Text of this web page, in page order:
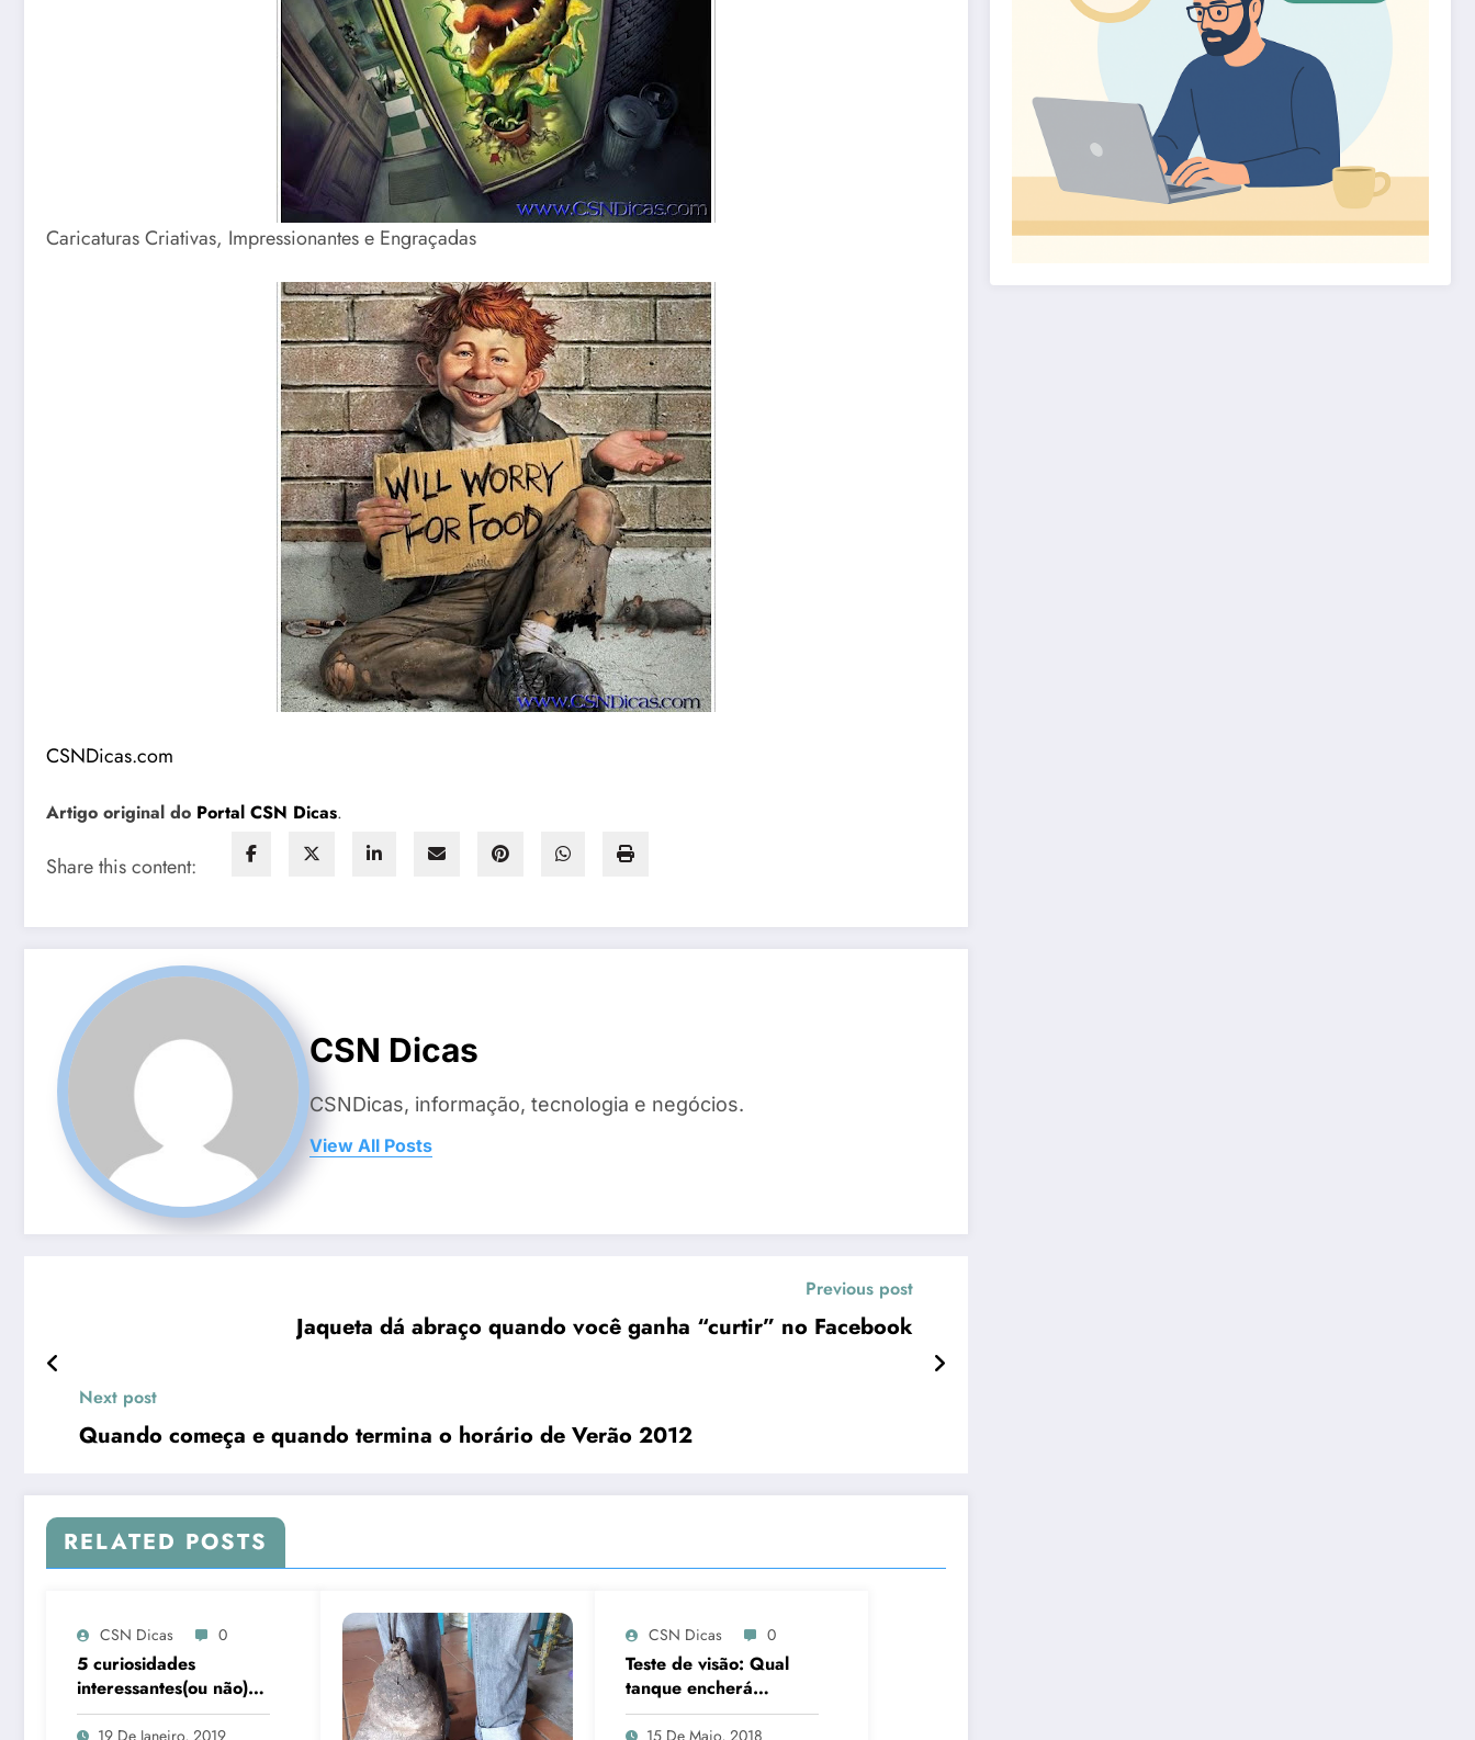
Caricaturas Criativas, Impressionantes e Engraçadas
CSNDicas.com
Artigo original do Portal CSN Dicas.
Share this content:
CSN Dicas
CSNDicas, informação, tecnologia e negócios.
View All Posts
Previous post
Jaqueta dá abraço quando você ganha “curtir” no Facebook
Next post
Quando começa e quando termina o horário de Verão 2012
RELATED POSTS
CSN Dicas 0
5 curiosidades
interessantes(ou não)
sobre a MC Melody
CSN Dicas 0
Teste de visão: Qual
tanque encherá
primeiro?